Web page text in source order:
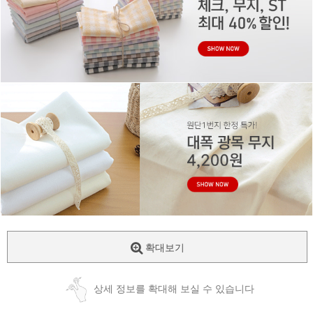
확대보기
상세 정보를 확대해 보실 수 있습니다